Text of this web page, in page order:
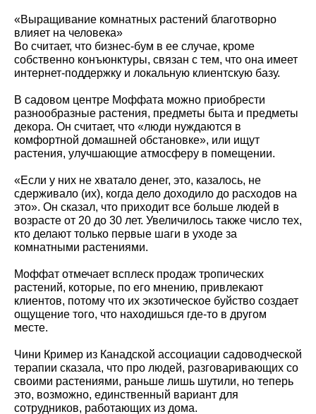
«Выращивание комнатных растений благотворно
влияет на человека»
Во считает, что бизнес-бум в ее случае, кроме
собственно конъюнктуры, связан с тем, что она имеет
интернет-поддержку и локальную клиентскую базу.
В садовом центре Моффата можно приобрести
разнообразные растения, предметы быта и предметы
декора. Он считает, что «люди нуждаются в
комфортной домашней обстановке», или ищут
растения, улучшающие атмосферу в помещении.
«Если у них не хватало денег, это, казалось, не
сдерживало (их), когда дело доходило до расходов на
это». Он сказал, что приходит все больше людей в
возрасте от 20 до 30 лет. Увеличилось также число тех,
кто делают только первые шаги в уходе за
комнатными растениями.
Моффат отмечает всплеск продаж тропических
растений, которые, по его мнению, привлекают
клиентов, потому что их экзотическое буйство создает
ощущение того, что находишься где-то в другом
месте.
Чини Кример из Канадской ассоциации садоводческой
терапии сказала, что про людей, разговаривающих со
своими растениями, раньше лишь шутили, но теперь
это, возможно, единственный вариант для
сотрудников, работающих из дома.